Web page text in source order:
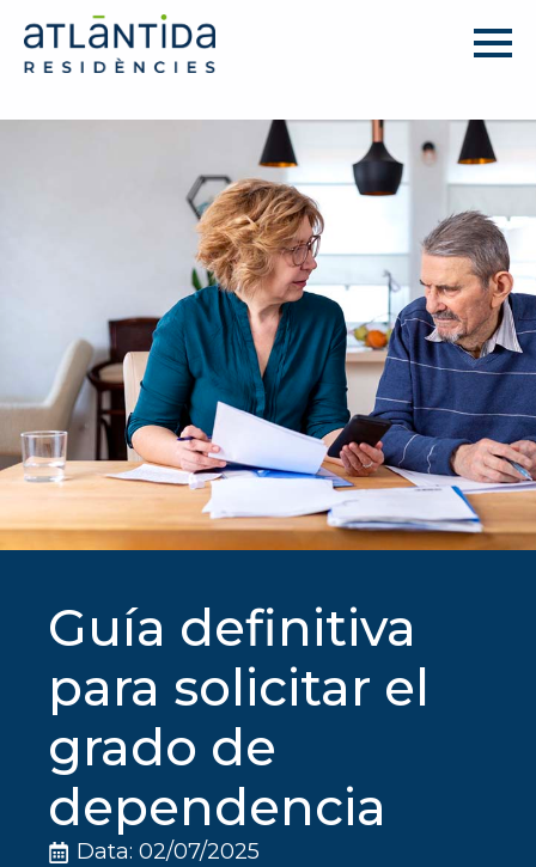
Guía definitiva
para solicitar el
grado de
dependencia
Data: 02/07/2025